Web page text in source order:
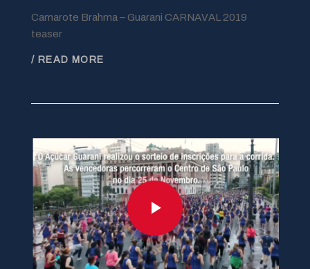
Camarote Brahma – Guarani CARNAVAL 2019
teaser
/ READ MORE